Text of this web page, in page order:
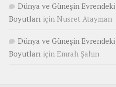
Dünya ve Güneşin Evrendeki
Boyutları için Nusret Atayman
Dünya ve Güneşin Evrendeki
Boyutları için Emrah Şahin